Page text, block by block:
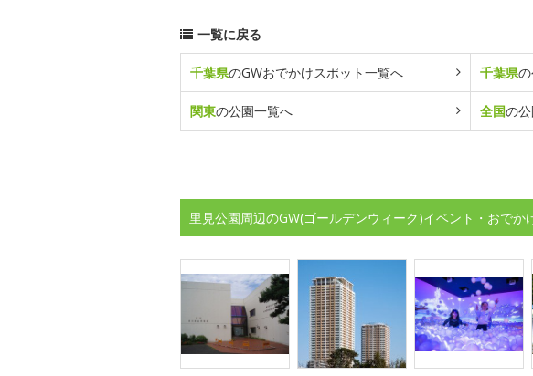
一覧に戻る
千葉県のGWおでかけスポット一覧へ 千葉県
関東の公園一覧へ 全国の
里見公園周辺のGW(ゴールデンウィーク)イベント・おでか